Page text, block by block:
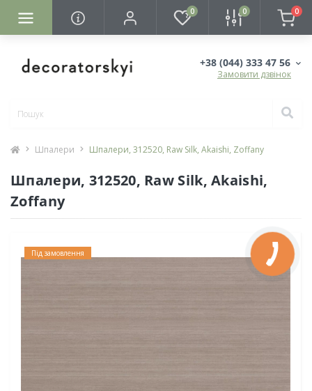
0 0 0
+38 (044) 333 47 56
Замовити дзвінок
Шпалери Шпалери, 312520, Raw Silk, Akaishi, Zoffany
Шпалери, 312520, Raw Silk, Akaishi,
Zoffany
Під замовлення